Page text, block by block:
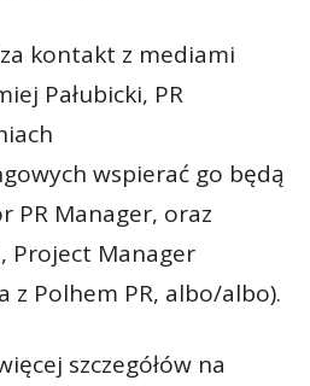
kontakt z mediami
Pałubicki, PR
wspierać go będą
PR Manager, oraz
Project Manager
z Polhem PR, albo/albo).
szczegółów na